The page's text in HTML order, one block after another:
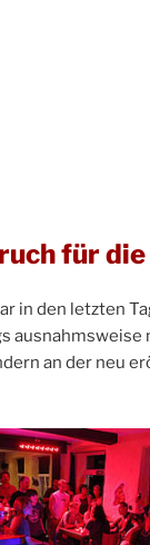
für
in den letzten
ausnahmsweise
an der neu